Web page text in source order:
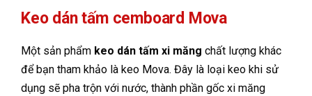
Keo dán tấm cemboard Mova
Một sản phẩm keo dán tấm xi măng chất lượng khác
để bạn tham khảo là keo Mova. Đây là loại keo khi sử
dụng sẽ pha trộn với nước, thành phần gốc xi măng